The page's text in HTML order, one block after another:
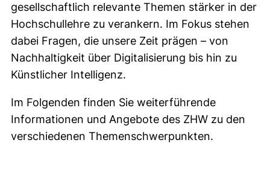
gesellschaftlich relevante Themen stärker in der
Hochschullehre zu verankern. Im Fokus stehen
dabei Fragen, die unsere Zeit prägen – von
Nachhaltigkeit über Digitalisierung bis hin zu
Künstlicher Intelligenz.
Im Folgenden finden Sie weiterführende
Informationen und Angebote des ZHW zu den
verschiedenen Themenschwerpunkten.